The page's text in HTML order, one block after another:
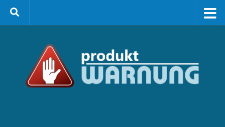
Zum Inhalt springen